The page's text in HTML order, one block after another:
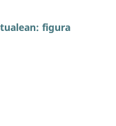
figura